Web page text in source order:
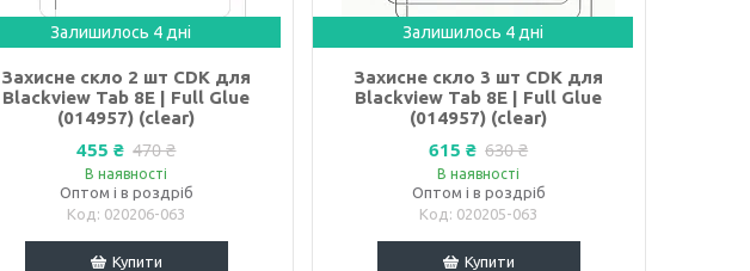
Залишилось 4 дні
Захисне скло 2 шт CDK для
Blackview Tab 8E | Full Glue
(014957) (clear)
455 ₴ 470 ₴
В наявності
Оптом і в роздріб
020206-063
Купити
Залишилось 4 дні
Захисне скло 3 шт CDK для
Blackview Tab 8E | Full Glue
(014957) (clear)
615 ₴ 630 ₴
В наявності
Оптом і в роздріб
020205-063
Купити